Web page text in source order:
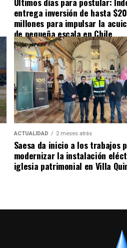
entrega inversión de hasta $20
millones para impulsar la
de pequeña escala en Chile
ACTUALIDAD 2 meses atrás
Saesa da inicio a los trabajos
modernizar la instalación
iglesia patrimonial en Villa